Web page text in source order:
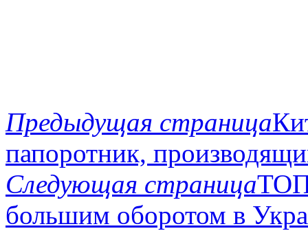
Предыдущая страница
папоротник,
Следующая страница
большим оборотом в